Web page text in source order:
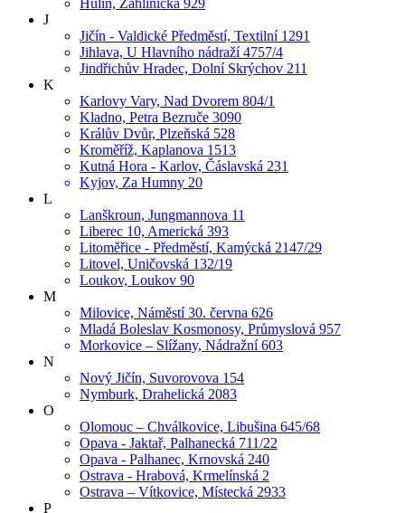
Hulín, Záhlinická 929
J
Jičín - Valdické Předměstí, Textilní 1291
Jihlava, U Hlavního nádraží 4757/4
Jindřichův Hradec, Dolní Skrýchov 211
K
Karlovy Vary, Nad Dvorem 804/1
Kladno, Petra Bezruče 3090
Králův Dvůr, Plzeňská 528
Kroměříž, Kaplanova 1513
Kutná Hora - Karlov, Čáslavská 231
Kyjov, Za Humny 20
L
Lanškroun, Jungmannova 11
Liberec 10, Americká 393
Litoměřice - Předměstí, Kamýcká 2147/29
Litovel, Uničovská 132/19
Loukov, Loukov 90
M
Milovice, Náměstí 30. června 626
Mladá Boleslav Kosmonosy, Průmyslová 957
Morkovice – Slížany, Nádražní 603
N
Nový Jičín, Suvorovova 154
Nymburk, Drahelická 2083
O
Olomouc – Chválkovice, Libušina 645/68
Opava - Jaktař, Palhanecká 711/22
Opava - Palhanec, Krnovská 240
Ostrava - Hrabová, Krmelínská 2
Ostrava – Vítkovice, Místecká 2933
P